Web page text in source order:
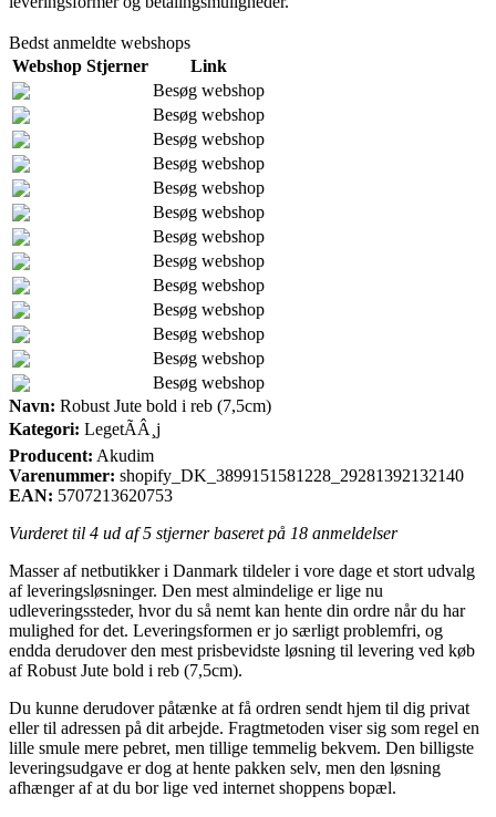
Bedst anmeldte webshops
Webshop Stjerner
Link
Besøg webshop
Besøg webshop
Besøg webshop
Besøg webshop
Besøg webshop
Besøg webshop
Besøg webshop
Besøg webshop
Besøg webshop
Besøg webshop
Besøg webshop
Besøg webshop
Besøg webshop
Navn: Robust Jute bold i reb (7,5cm)
Kategori: LegetÃÂ¸j
Producent: Akudim
Varenummer: shopify_DK_3899151581228_29281392132140
EAN: 5707213620753
Vurderet til 4 ud af 5 stjerner baseret på 18 anmeldelser
Masser af netbutikker i Danmark tildeler i vore dage et stort udvalg
af leveringsløsninger. Den mest almindelige er lige nu
udleveringssteder, hvor du så nemt kan hente din ordre når du har
mulighed for det. Leveringsformen er jo særligt problemfri, og
endda derudover den mest prisbevidste løsning til levering ved køb
af Robust Jute bold i reb (7,5cm).
Du kunne derudover påtænke at få ordren sendt hjem til dig privat
eller til adressen på dit arbejde. Fragtmetoden viser sig som regel en
lille smule mere pebret, men tillige temmelig bekvem. Den billigste
leveringsudgave er dog at hente pakken selv, men den løsning
afhænger af at du bor lige ved internet shoppens bopæl.